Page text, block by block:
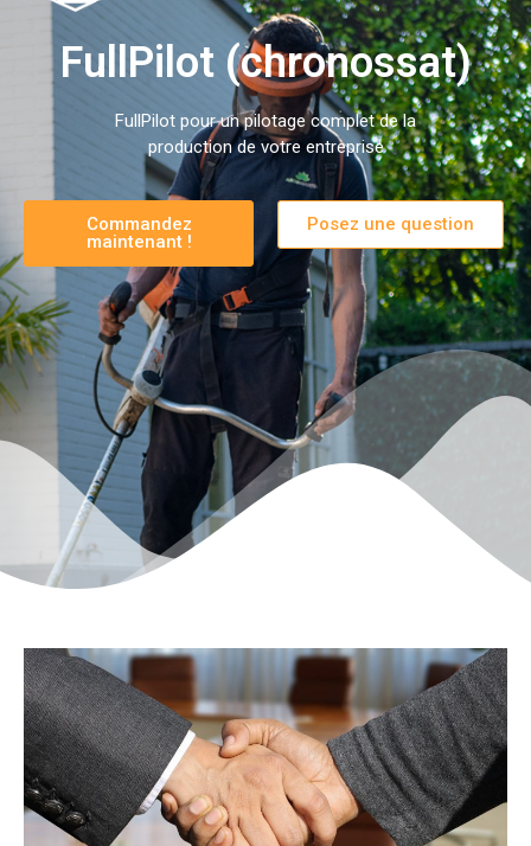
FullPilot (chronossat)
FullPilot pour un pilotage complet de la
production de votre entreprise
Commandez
maintenant !
Posez une question